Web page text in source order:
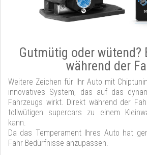
Gutmütig oder wütend?
während der
Weitere Zeichen für Ihr Auto mit
innovatives System, das auf das
Fahrzeugs wirkt. Direkt während der
tollwütigen supercars zu einem
kann.
Da das Temperament Ihres Auto hat
Fahr Bedürfnisse anzupassen.